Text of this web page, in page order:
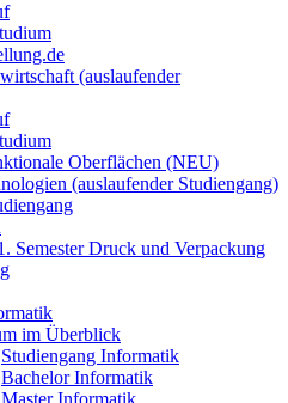
(auslaufender
Oberflächen (NEU)
(auslaufender Studiengang)
Semester Druck und Verpackung
im Überblick
Studiengang Informatik
Bachelor Informatik